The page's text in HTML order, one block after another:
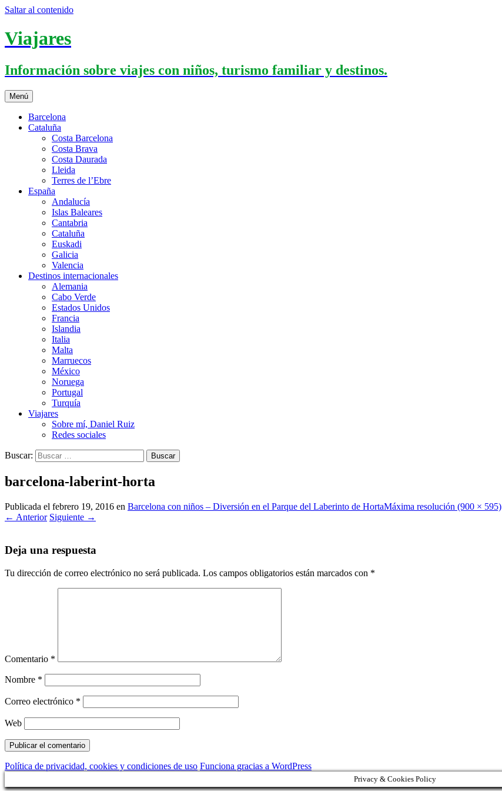
Saltar al contenido
Viajares
Información sobre viajes con niños, turismo familiar y destinos.
Menú
Barcelona
Cataluña
Costa Barcelona
Costa Brava
Costa Daurada
Lleida
Terres de l’Ebre
España
Andalucía
Islas Baleares
Cantabria
Cataluña
Euskadi
Galicia
Valencia
Destinos internacionales
Alemania
Cabo Verde
Estados Unidos
Francia
Islandia
Italia
Malta
Marruecos
México
Noruega
Portugal
Turquía
Viajares
Sobre mí, Daniel Ruiz
Redes sociales
Buscar:
barcelona-laberint-horta
Publicada el febrero 19, 2016 en Barcelona con niños – Diversión en el Parque del Laberinto de HortaMáxima resolución (900 × 595)
← Anterior Siguiente →
Deja una respuesta
Tu dirección de correo electrónico no será publicada. Los campos obligatorios están marcados con *
Comentario *
Nombre *
Correo electrónico *
Web
Política de privacidad, cookies y condiciones de uso Funciona gracias a WordPress
Privacy & Cookies Policy